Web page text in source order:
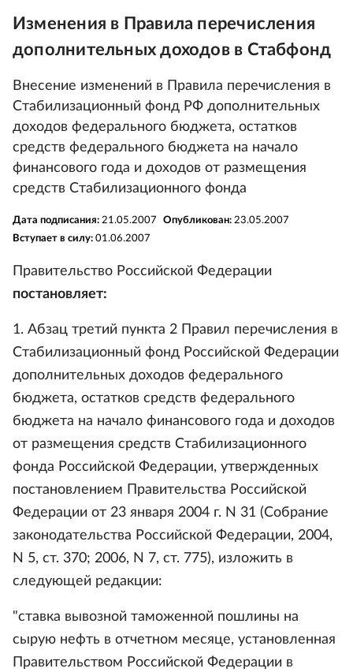
Изменения в Правила перечисления
дополнительных доходов в Стабфонд
Внесение изменений в Правила перечисления в
Стабилизационный фонд РФ дополнительных
доходов федерального бюджета, остатков
средств федерального бюджета на начало
финансового года и доходов от размещения
средств Стабилизационного фонда
Дата подписания: 21.05.2007 Опубликован: 23.05.2007
Вступает в силу: 01.06.2007
Правительство Российской Федерации
постановляет:
1. Абзац третий пункта 2 Правил перечисления в
Стабилизационный фонд Российской Федерации
дополнительных доходов федерального
бюджета, остатков средств федерального
бюджета на начало финансового года и доходов
от размещения средств Стабилизационного
фонда Российской Федерации, утвержденных
постановлением Правительства Российской
Федерации от 23 января 2004 г. N 31 (Собрание
законодательства Российской Федерации, 2004,
N 5, ст. 370; 2006, N 7, ст. 775), изложить в
следующей редакции:
"ставка вывозной таможенной пошлины на
сырую нефть в отчетном месяце, установленная
Правительством Российской Федерации в